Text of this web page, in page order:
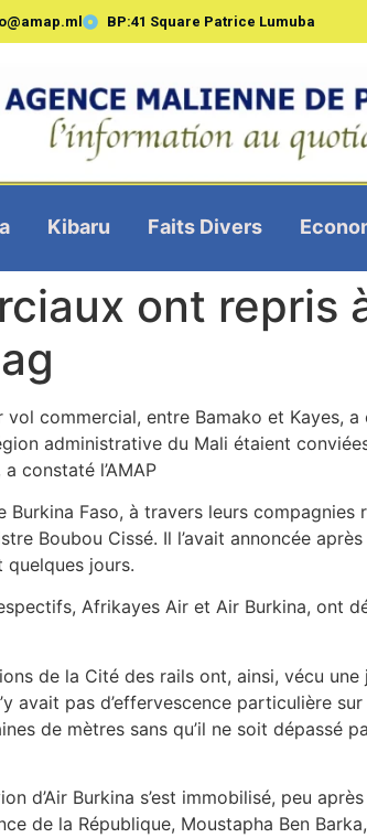
BP:41 Square Patrice Lumuba
Kibaru Faits Divers
ont repris
vol commercial, entre Bamako et Kayes,
administrative du Mali étaient
constaté l’AMAP
Faso, à travers leurs
Boubou Cissé. Il l’avait annoncée
quelques jours.
Afrikayes Air et Air Burkina, ont
de la Cité des rails ont, ainsi, vécu
avait pas d’effervescence particulière
de mètres sans qu’il ne soit dépassé
d’Air Burkina s’est immobilisé, peu
de la République, Moustapha Ben